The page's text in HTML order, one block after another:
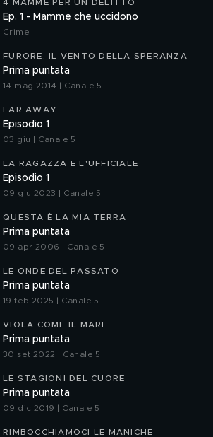
4 MAMME PER UN DELITTO
Ep. 1 - Mamme che uccidono
Crime
FURORE, IL VENTO DELLA SPERANZA
Prima puntata
14 mag 2014 | Canale 5
FAR AWAY
Episodio 1
03 giu | Canale 5
LA RAGAZZA E L'UFFICIALE
Episodio 1
09 giu 2023 | Canale 5
QUESTA È LA MIA TERRA
Prima puntata
09 apr 2006 | Canale 5
LE ONDE DEL PASSATO
Prima puntata
19 feb 2025 | Canale 5
VIOLA COME IL MARE
Prima puntata
30 set 2022 | Canale 5
LE STAGIONI DEL CUORE
Prima puntata
09 dic 2019 | Canale 5
RIMBOCCHIAMOCI LE MANICHE